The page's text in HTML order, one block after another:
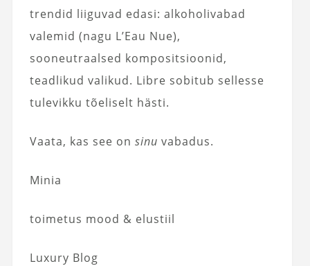
trendid liiguvad edasi: alkoholivabad
valemid (nagu L’Eau Nue),
sooneutraalsed kompositsioonid,
teadlikud valikud. Libre sobitub sellesse
tulevikku tõeliselt hästi.
Vaata, kas see on sinu vabadus.
Minia
toimetus mood & elustiil
Luxury Blog